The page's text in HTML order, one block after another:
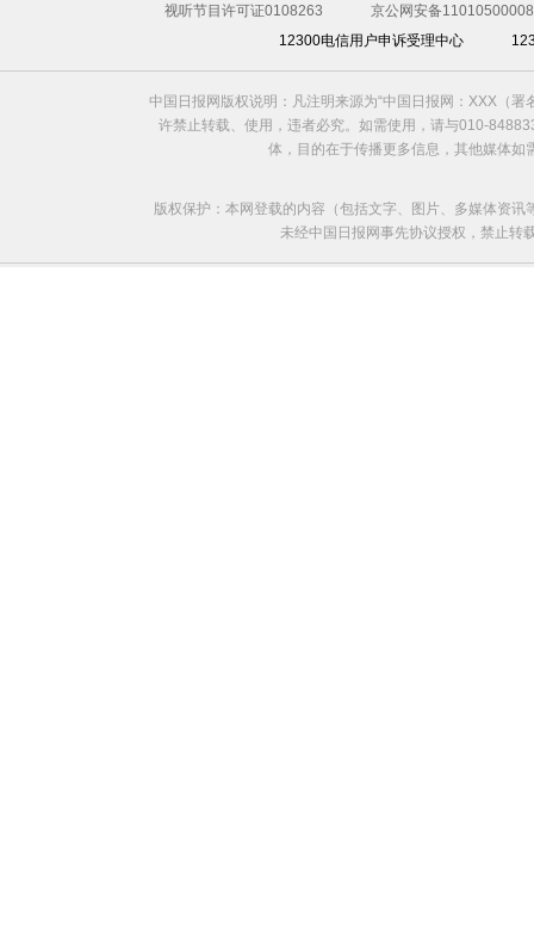
视听节目许可证0108263
京公网安备
12300电信用户申诉受理中心
中国日报网版权说明：凡注明来源为“中国日报网：XXX（
许禁止转载、使用，违者必究。如需使用，请与010-
体，目的在于传播更多信息，其他媒体
版权保护：本网登载的内容（包括文字、图片、多媒体资
未经中国日报网事先协议授权，禁止转